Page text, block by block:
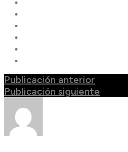
Publicación anterior
Publicación siguiente